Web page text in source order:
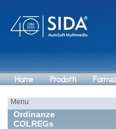
Home Prodotti
Menu
Ordinanze
COLREGs